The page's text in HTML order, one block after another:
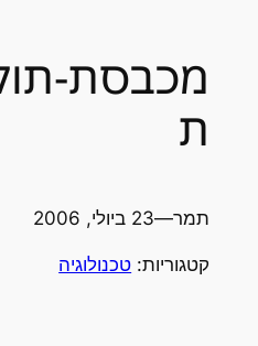
מכבסת-
ת
תמר—23 ביולי, 2006
קטגוריות: טכנולוגיה